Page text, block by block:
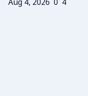
Aug 4, 2026 0 4